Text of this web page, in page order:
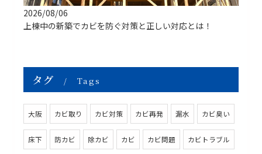
2026/08/06
上棟中の新築でカビを防ぐ対策と正しい対応とは！
タグ Tags
大阪 カビ取り カビ対策 カビ再発 漏水 カビ臭い
床下 防カビ 除カビ カビ カビ問題 カビトラブル